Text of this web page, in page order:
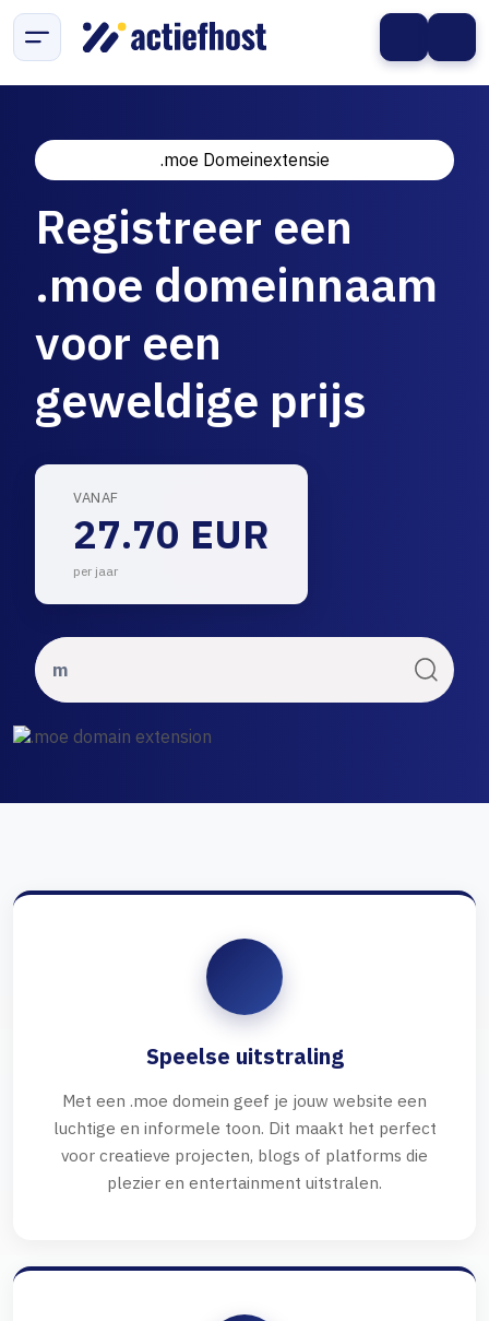
.moe Domeinextensie
Registreer een
.moe domeinnaam
voor een
geweldige prijs
VANAF
27.70 EUR
per jaar
Speelse uitstraling
Met een .moe domein geef je jouw website een
luchtige en informele toon. Dit maakt het perfect
voor creatieve projecten, blogs of platforms die
plezier en entertainment uitstralen.